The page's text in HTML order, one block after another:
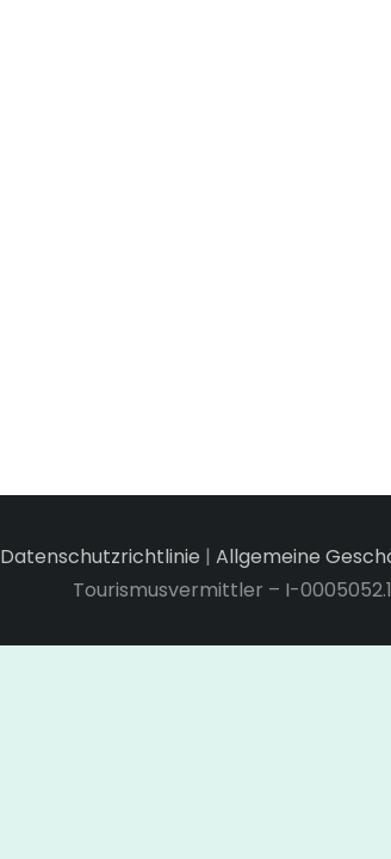
Datenschutzrichtlinie | Allgemeine
Tourismusvermittler – I-0005052.1